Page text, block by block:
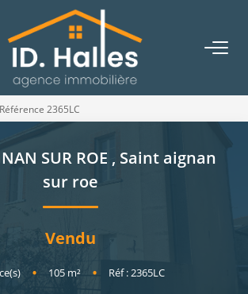
VENTES
LOCATIONS
ESTIMATION
OUTILS
Référence 2365LC
SUR ROE , Saint aignan
sur roe
Vendu
• 105m² • Réf : 2365LC